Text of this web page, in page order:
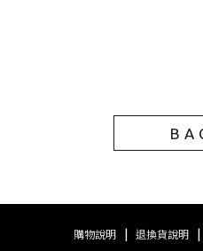
購物說明 退換貨說明